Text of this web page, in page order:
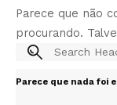
Parece que não
procurando.
Parece que nada foi